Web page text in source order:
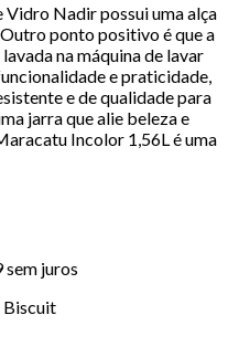
Vidro Nadir possui uma alça
ponto positivo é que a
na máquina de lavar
e praticidade,
e de qualidade para
jarra que alie beleza e
Incolor 1,56L é uma
sem juros
Biscuit